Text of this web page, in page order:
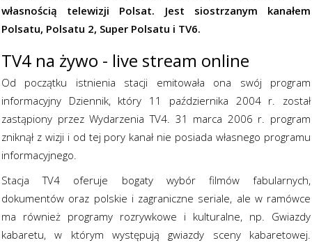
własnością telewizji Polsat. Jest siostrzanym kanałem
Polsatu, Polsatu 2, Super Polsatu i TV6.
TV4 na żywo - live stream online
Od początku istnienia stacji emitowała ona swój program
informacyjny Dziennik, który 11 października 2004 r. został
zastąpiony przez Wydarzenia TV4. 31 marca 2006 r. program
zniknął z wizji i od tej pory kanał nie posiada własnego programu
informacyjnego.
Stacja TV4 oferuje bogaty wybór filmów fabularnych,
dokumentów oraz polskie i zagraniczne seriale, ale w ramówce
ma również programy rozrywkowe i kulturalne, np. Gwiazdy
kabaretu, w którym występują gwiazdy sceny kabaretowej.